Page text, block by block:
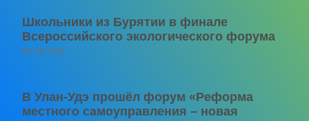
Школьники из Бурятии в финале
Всероссийского экологического форума
06.08.2026
В Улан-Удэ прошёл форум «Реформа
местного самоуправления – новая